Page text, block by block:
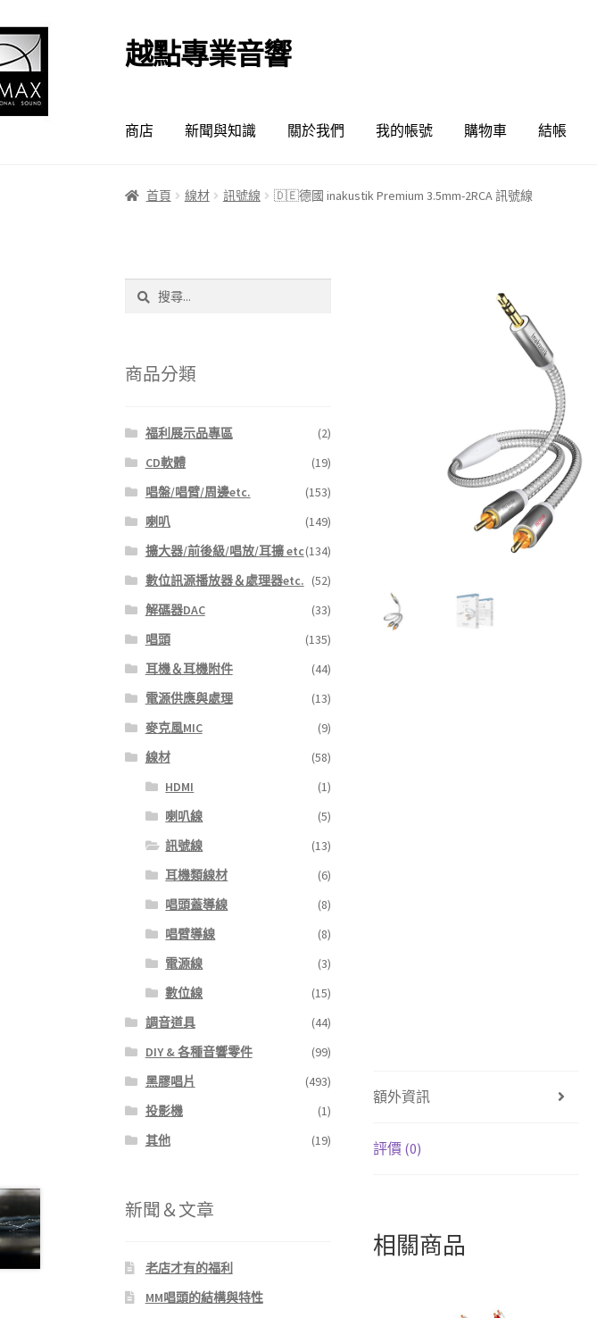
跳
至
列
跳
至
內
越點專業音響
商店 新聞與知識 關於我們 我的帳號 購物車 結帳
首頁 線材 訊號線 🇩🇪德國 inakustik Premium 3.5mm-2RCA 訊號線
額外資訊
評價 (0)
相關商品
字:
商品分類
福利展示品專區
(2)
CD軟體
(19)
唱盤/唱臂/周邊etc.
(153)
喇叭
(149)
擴大器/前後級/唱放/耳擴 etc(134)
數位訊源播放器＆處理器etc. (52)
解碼器DAC
(33)
唱頭
(135)
耳機＆耳機附件
(44)
電源供應與處理
(13)
麥克風MIC
(9)
線材
(58)
HDMI
(1)
喇叭線
(5)
訊號線
(13)
耳機類線材
(6)
唱頭蓋導線
(8)
唱臂導線
(8)
電源線
(3)
數位線
(15)
調音道具
(44)
DIY & 各種音響零件
(99)
黑膠唱片
(493)
投影機
(1)
其他
(19)
新聞＆文章
老店才有的福利
MM唱頭的結構與特性